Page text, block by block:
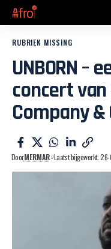
RUBRIEK MISSING
UNBORN –
concert
Company &
DoorMERMAR Laatst bijgewerkt: